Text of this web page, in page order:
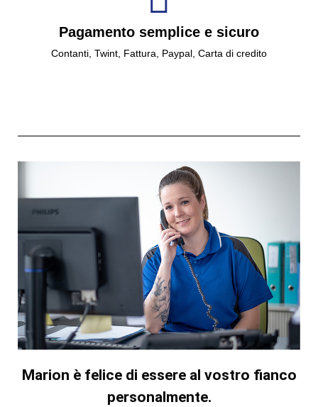
Pagamento semplice e sicuro
Contanti, Twint, Fattura, Paypal, Carta di credito
Marion è felice di essere al vostro fianco
personalmente.